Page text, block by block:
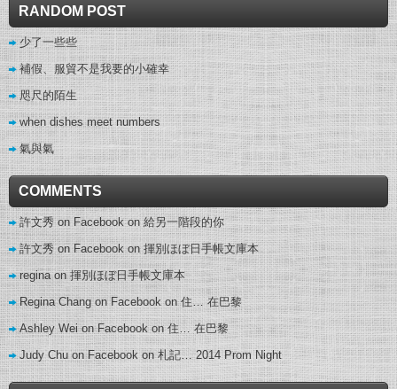
RANDOM POST
少了一些些
補假、服貿不是我要的小確幸
咫尺的陌生
when dishes meet numbers
氣與氣
COMMENTS
許文秀 on Facebookon給另一階段的你
許文秀 on Facebookon 揮別ほぼ日手帳文庫本
reginaon揮別ほぼ日手帳文庫本
Regina Chang on Facebookon住… 在巴黎
Ashley Wei on Facebookon住… 在巴黎
Judy Chu on Facebookon札記… 2014 Prom Night